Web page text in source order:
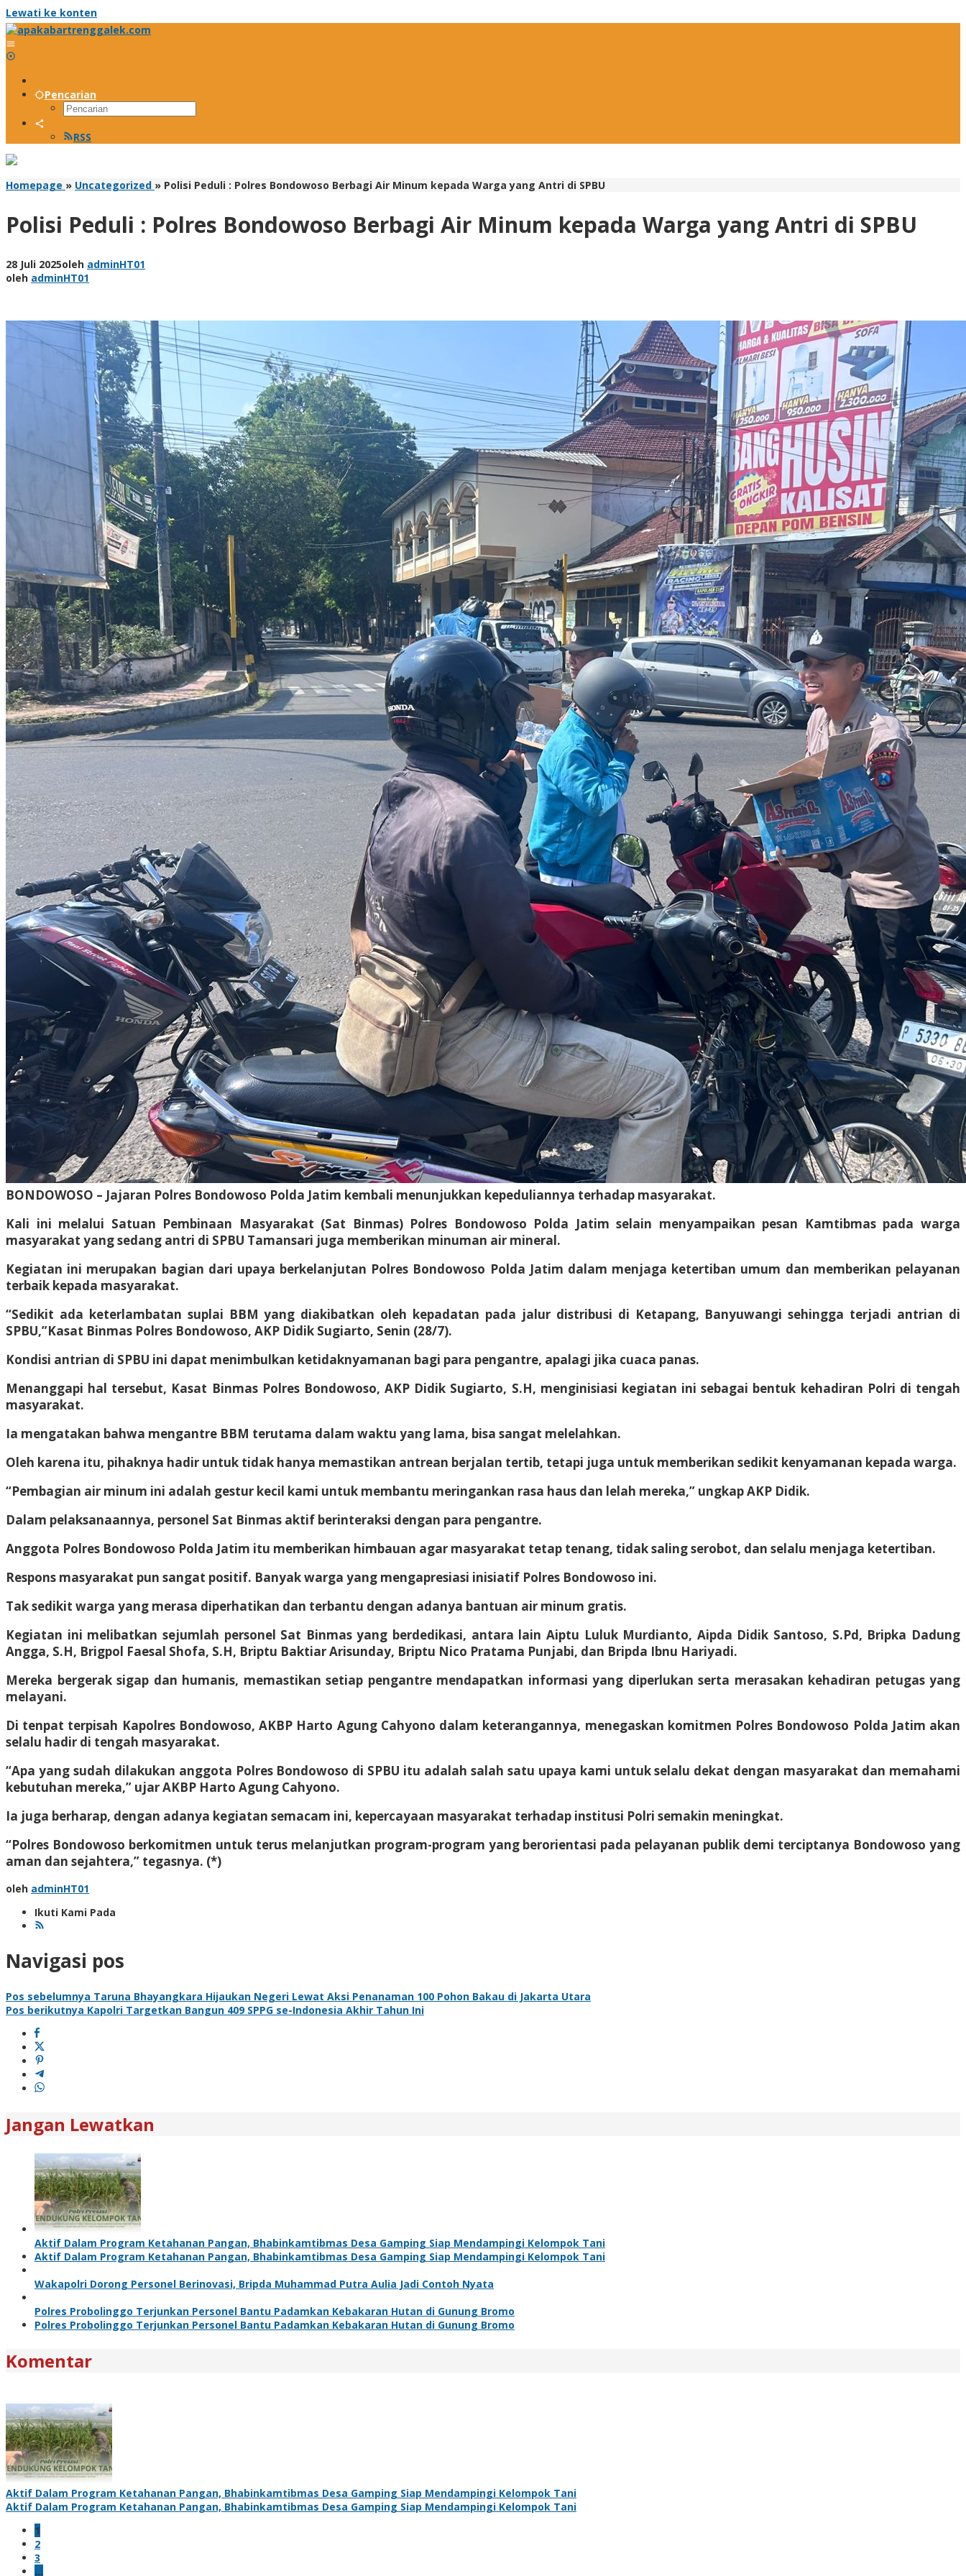
Lewati ke konten
Pencarian
RSS
Homepage » Uncategorized » Polisi Peduli : Polres Bondowoso Berbagi Air Minum kepada Warga yang Antri di SPBU
Polisi Peduli : Polres Bondowoso Berbagi Air Minum kepada Warga yang Antri di SPBU
28 Juli 2025oleh adminHT01
oleh adminHT01
BONDOWOSO – Jajaran Polres Bondowoso Polda Jatim kembali menunjukkan kepeduliannya terhadap masyarakat.
Kali ini melalui Satuan Pembinaan Masyarakat (Sat Binmas) Polres Bondowoso Polda Jatim selain menyampaikan pesan Kamtibmas pada warga
masyarakat yang sedang antri di SPBU Tamansari juga memberikan minuman air mineral.
Kegiatan ini merupakan bagian dari upaya berkelanjutan Polres Bondowoso Polda Jatim dalam menjaga ketertiban umum dan memberikan pelayanan
terbaik kepada masyarakat.
“Sedikit ada keterlambatan suplai BBM yang diakibatkan oleh kepadatan pada jalur distribusi di Ketapang, Banyuwangi sehingga terjadi antrian di
SPBU,”Kasat Binmas Polres Bondowoso, AKP Didik Sugiarto, Senin (28/7).
Kondisi antrian di SPBU ini dapat menimbulkan ketidaknyamanan bagi para pengantre, apalagi jika cuaca panas.
Menanggapi hal tersebut, Kasat Binmas Polres Bondowoso, AKP Didik Sugiarto, S.H, menginisiasi kegiatan ini sebagai bentuk kehadiran Polri di tengah
masyarakat.
Ia mengatakan bahwa mengantre BBM terutama dalam waktu yang lama, bisa sangat melelahkan.
Oleh karena itu, pihaknya hadir untuk tidak hanya memastikan antrean berjalan tertib, tetapi juga untuk memberikan sedikit kenyamanan kepada warga.
“Pembagian air minum ini adalah gestur kecil kami untuk membantu meringankan rasa haus dan lelah mereka,” ungkap AKP Didik.
Dalam pelaksanaannya, personel Sat Binmas aktif berinteraksi dengan para pengantre.
Anggota Polres Bondowoso Polda Jatim itu memberikan himbauan agar masyarakat tetap tenang, tidak saling serobot, dan selalu menjaga ketertiban.
Respons masyarakat pun sangat positif. Banyak warga yang mengapresiasi inisiatif Polres Bondowoso ini.
Tak sedikit warga yang merasa diperhatikan dan terbantu dengan adanya bantuan air minum gratis.
Kegiatan ini melibatkan sejumlah personel Sat Binmas yang berdedikasi, antara lain Aiptu Luluk Murdianto, Aipda Didik Santoso, S.Pd, Bripka Dadung
Angga, S.H, Brigpol Faesal Shofa, S.H, Briptu Baktiar Arisunday, Briptu Nico Pratama Punjabi, dan Bripda Ibnu Hariyadi.
Mereka bergerak sigap dan humanis, memastikan setiap pengantre mendapatkan informasi yang diperlukan serta merasakan kehadiran petugas yang
melayani.
Di tenpat terpisah Kapolres Bondowoso, AKBP Harto Agung Cahyono dalam keterangannya, menegaskan komitmen Polres Bondowoso Polda Jatim akan
selalu hadir di tengah masyarakat.
“Apa yang sudah dilakukan anggota Polres Bondowoso di SPBU itu adalah salah satu upaya kami untuk selalu dekat dengan masyarakat dan memahami
kebutuhan mereka,” ujar AKBP Harto Agung Cahyono.
Ia juga berharap, dengan adanya kegiatan semacam ini, kepercayaan masyarakat terhadap institusi Polri semakin meningkat.
“Polres Bondowoso berkomitmen untuk terus melanjutkan program-program yang berorientasi pada pelayanan publik demi terciptanya Bondowoso yang
aman dan sejahtera,” tegasnya. (*)
oleh adminHT01
Ikuti Kami Pada
Navigasi pos
Pos sebelumnya Taruna Bhayangkara Hijaukan Negeri Lewat Aksi Penanaman 100 Pohon Bakau di Jakarta Utara
Pos berikutnya Kapolri Targetkan Bangun 409 SPPG se-Indonesia Akhir Tahun Ini
Jangan Lewatkan
Aktif Dalam Program Ketahanan Pangan, Bhabinkamtibmas Desa Gamping Siap Mendampingi Kelompok Tani
Aktif Dalam Program Ketahanan Pangan, Bhabinkamtibmas Desa Gamping Siap Mendampingi Kelompok Tani
Wakapolri Dorong Personel Berinovasi, Bripda Muhammad Putra Aulia Jadi Contoh Nyata
Polres Probolinggo Terjunkan Personel Bantu Padamkan Kebakaran Hutan di Gunung Bromo
Polres Probolinggo Terjunkan Personel Bantu Padamkan Kebakaran Hutan di Gunung Bromo
Komentar
Aktif Dalam Program Ketahanan Pangan, Bhabinkamtibmas Desa Gamping Siap Mendampingi Kelompok Tani
Aktif Dalam Program Ketahanan Pangan, Bhabinkamtibmas Desa Gamping Siap Mendampingi Kelompok Tani
1
2
3
…